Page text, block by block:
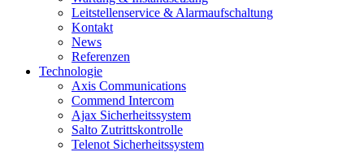
Leitstellenservice & Alarmaufschaltung
Kontakt
News
Referenzen
Technologie
Axis Communications
Commend Intercom
Ajax Sicherheitssystem​
Salto Zutrittskontrolle
Telenot Sicherheitssystem